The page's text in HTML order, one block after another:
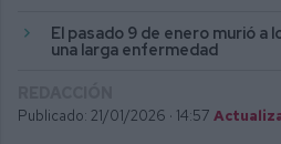
El pasado 9 de enero murió a
una larga enfermedad
Publicado: 21/01/2026 · 14:57